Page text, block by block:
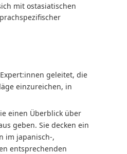
mit ostasiatischen
geleitet, die
einzureichen, in
einen Überblick über
geben. Sie decken ein
im japanisch-,
entsprechenden